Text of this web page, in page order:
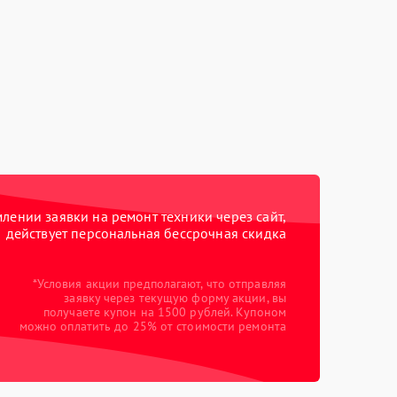
заявки на ремонт техники через сайт,
действует персональная бессрочная скидка
*Условия акции предполагают, что отправляя
заявку через текущую форму акции, вы
получаете купон на 1500 рублей. Купоном
можно оплатить до 25% от стоимости ремонта